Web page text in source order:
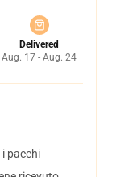
Delivered
Aug. 17 - Aug. 24
pacchi